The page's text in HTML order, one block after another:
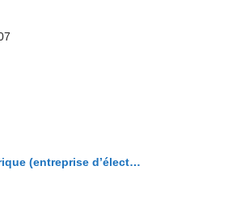
(entreprise d’électricité)